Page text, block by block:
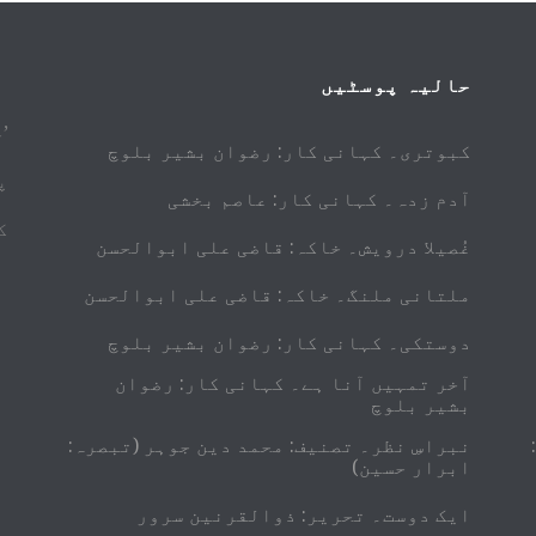
حالیہ پوسٹیں
کبوتری۔ کہانی کار: رضوان بشیر بلوچ
آدم زدہ۔ کہانی کار: عاصم بخشی
غُصیلا درویش۔ خاکہ: قاضی علی ابوالحسن
ملتانی ملنگ۔ خاکہ: قاضی علی ابوالحسن
دوستکی۔ کہانی کار: رضوان بشیر بلوچ
آخر تمہیں آنا ہے۔ کہانی کار: رضوان
بشیر بلوچ
نبراسِ نظر۔ تصنیف: محمد دین جوہر (تبصرہ:
ابرار حسین)
ایک دوست۔ تحریر: ذوالقرنین سرور